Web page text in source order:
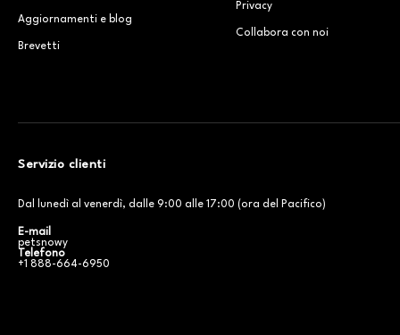
Aggiornamenti e blog
Brevetti
Privacy
Collabora con noi
Servizio clienti
Dal lunedì al venerdì, dalle 9:00 alle 17:00 (ora del Pacifico)
E-mail
petsnowy
Telefono
+1 888-664-6950